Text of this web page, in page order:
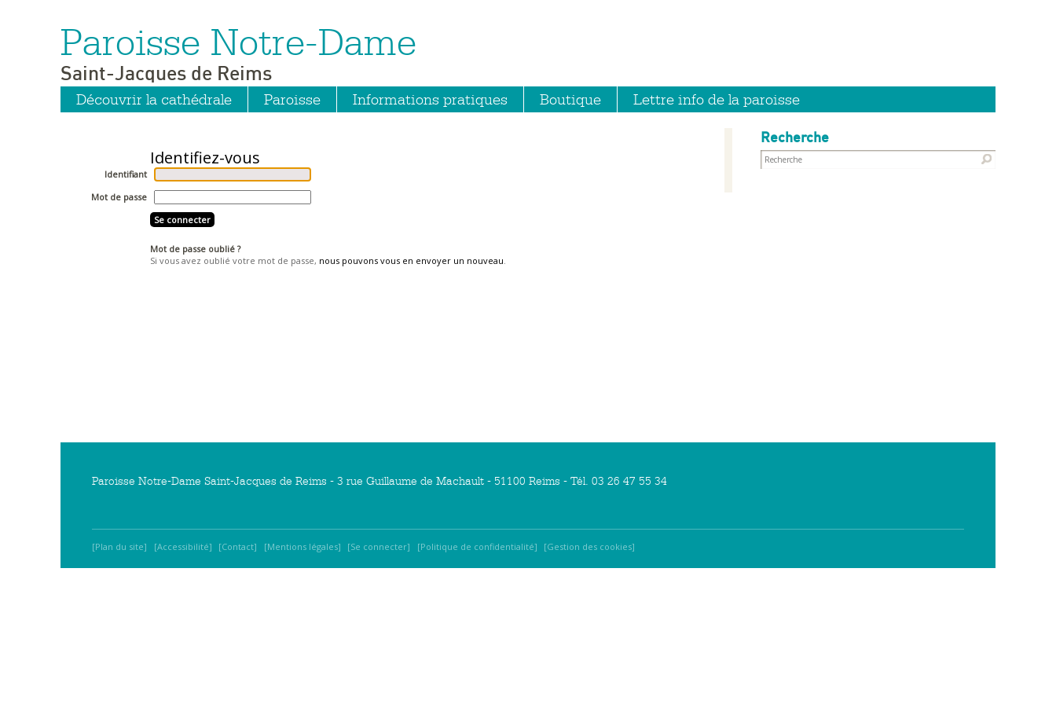
Aller
contenu.
Aller
à
navigation
Outils
personnels
Paroisse Notre-Dame
Saint-Jacques de Reims
Découvrir la cathédrale Paroisse Informations pratiques Boutique Lettre info de la paroisse
Recherche
Identifiant
Mot de passe
Mot de passe oublié ?
Si vous avez oublié votre mot de passe, nous pouvons vous en envoyer un nouveau.
Paroisse Notre-Dame Saint-Jacques de Reims - 3 rue Guillaume de Machault - 51100 Reims - Tél. 03 26 47 55 34
Plan du site Accessibilité Contact Mentions légales Se connecter Politique de confidentialité Gestion des cookies